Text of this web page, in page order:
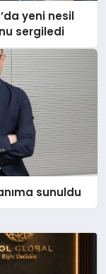
yeni nesil
sergiledi
sunuldu